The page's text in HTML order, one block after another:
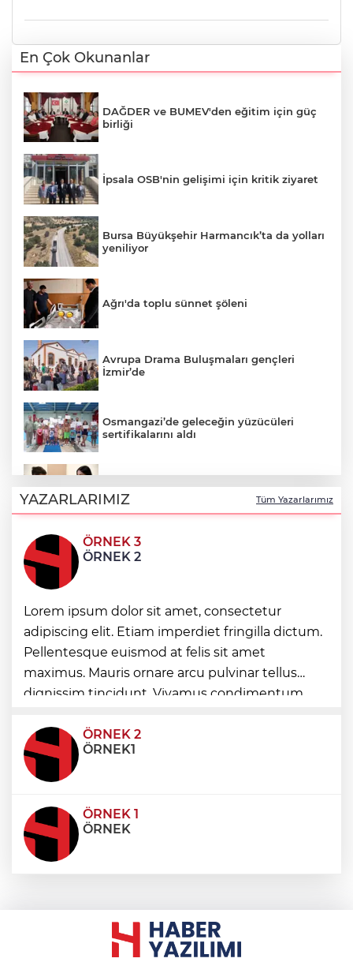
En Çok Okunanlar
DAĞDER ve BUMEV'den eğitim için güç
birliği
İpsala OSB'nin gelişimi için kritik ziyaret
Bursa Büyükşehir Harmancık’ta da yolları
yeniliyor
Ağrı'da toplu sünnet şöleni
Avrupa Drama Buluşmaları gençleri
İzmir’de
Osmangazi’de geleceğin yüzücüleri
sertifikalarını aldı
Minik Hazar Ali, ilk kez “anne” dedi
Mustafa Keser’den müzik ve kahkaha
dolu gece
Emekli Kafe’de kuaför ve berber hizmeti
başladı
Toplu taşımaya sıkı denetim
YAZARLARIMIZ Tüm Yazarlarımız
ÖRNEK 3
ÖRNEK 2
Lorem ipsum dolor sit amet, consectetur
adipiscing elit. Etiam imperdiet fringilla dictum.
Pellentesque euismod at felis sit amet
maximus. Mauris ornare arcu pulvinar tellus
dignissim tincidunt. Vivamus condimentum
condimentum eros et, faucibus sapien. Praese
ÖRNEK 2
ÖRNEK1
ÖRNEK 1
ÖRNEK